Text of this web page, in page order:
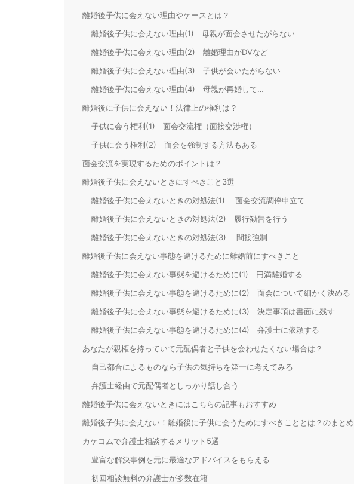
離婚後子供に会えない理由やケースとは？
離婚後子供に会えない理由(1) 母親が面会させたがらない
離婚後子供に会えない理由(2) 離婚理由がDVなど
離婚後子供に会えない理由(3) 子供が会いたがらない
離婚後子供に会えない理由(4) 母親が再婚して…
離婚後に子供に会えない！法律上の権利は？
子供に会う権利(1) 面会交流権（面接交渉権）
子供に会う権利(2) 面会を強制する方法もある
面会交流を実現するためのポイントは？
離婚後子供に会えないときにすべきこと3選
離婚後子供に会えないときの対処法(1) 面会交流調停申立て
離婚後子供に会えないときの対処法(2) 履行勧告を行う
離婚後子供に会えないときの対処法(3) 間接強制
離婚後子供に会えない事態を避けるために離婚前にすべきこと
離婚後子供に会えない事態を避けるために(1) 円満離婚する
離婚後子供に会えない事態を避けるために(2) 面会について細かく決める
離婚後子供に会えない事態を避けるために(3) 決定事項は書面に残す
離婚後子供に会えない事態を避けるために(4) 弁護士に依頼する
あなたが親権を持っていて元配偶者と子供を会わせたくない場合は？
自己都合によるものなら子供の気持ちを第一に考えてみる
弁護士経由で元配偶者としっかり話し合う
離婚後子供に会えないときにはこちらの記事もおすすめ
離婚後子供に会えない！離婚後に子供に会うためにすべきこととは？のまとめ
カケコムで弁護士相談するメリット5選
豊富な解決事例を元に最適なアドバイスをもらえる
初回相談無料の弁護士が多数在籍